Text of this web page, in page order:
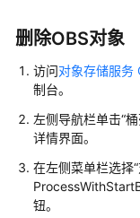
缘
节
（可
选）
部
署
删除OBS对象
访问对象存储服务
制台。
左侧导航栏单击“
详情界面。
在左侧菜单栏选择
钮。